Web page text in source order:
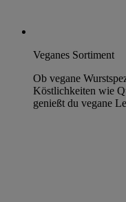
Veganes Sortiment
Ob vegane
Köstlichkeiten wie
genießt du vegane